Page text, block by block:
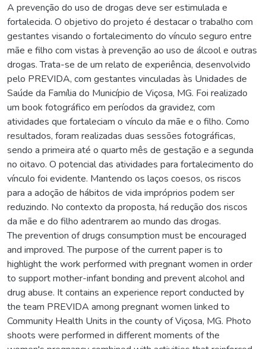
A prevenção do uso de drogas deve ser estimulada e
fortalecida. O objetivo do projeto é destacar o trabalho com
gestantes visando o fortalecimento do vínculo seguro entre
mãe e filho com vistas à prevenção ao uso de álcool e outras
drogas. Trata-se de um relato de experiência, desenvolvido
pelo PREVIDA, com gestantes vinculadas às Unidades de
Saúde da Família do Município de Viçosa, MG. Foi realizado
um book fotográfico em períodos da gravidez, com
atividades que fortaleciam o vínculo da mãe e o filho. Como
resultados, foram realizadas duas sessões fotográficas,
sendo a primeira até o quarto mês de gestação e a segunda
no oitavo. O potencial das atividades para fortalecimento do
vínculo foi evidente. Mantendo os laços coesos, os riscos
para a adoção de hábitos de vida impróprios podem ser
reduzindo. No contexto da proposta, há redução dos riscos
da mãe e do filho adentrarem ao mundo das drogas.
The prevention of drugs consumption must be encouraged
and improved. The purpose of the current paper is to
highlight the work performed with pregnant women in order
to support mother-infant bonding and prevent alcohol and
drug abuse. It contains an experience report conducted by
the team PREVIDA among pregnant women linked to
Community Health Units in the county of Viçosa, MG. Photo
shoots were performed in different moments of the